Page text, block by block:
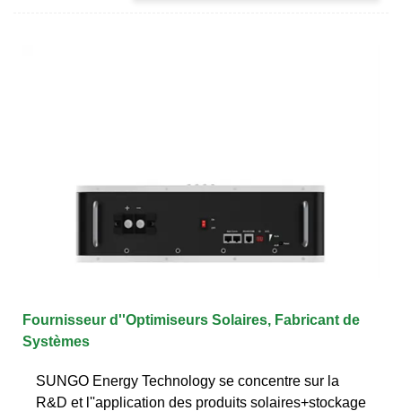
Fournisseur d''Optimiseurs Solaires, Fabricant de
Systèmes
SUNGO Energy Technology se concentre sur la
R&D et l''application des produits solaires+stockage